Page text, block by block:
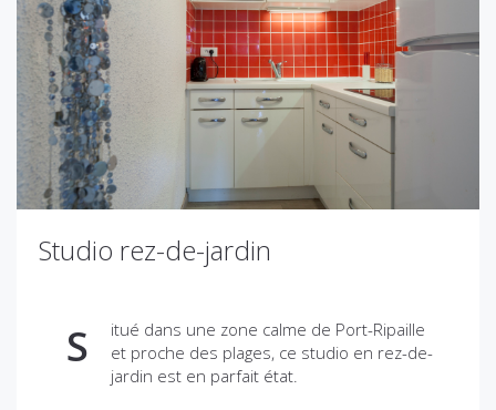
Studio rez-de-jardin
S
itué dans une zone calme de Port-Ripaille
et proche des plages, ce studio en rez-de-
jardin est en parfait état.